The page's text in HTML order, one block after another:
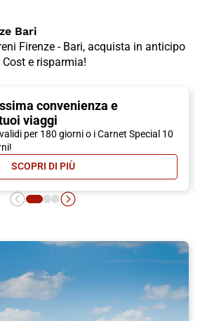
Bari
Firenze - Bari, acquista in anticipo
e risparmia!
convenienza e
viaggi
per 180 giorni o i Carnet Special 10
SCOPRI DI PIÙ- CARNET ITALO: MASSIMA